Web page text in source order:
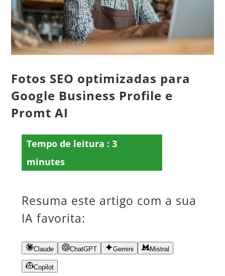
Fotos SEO optimizadas para
Google Business Profile e
Promt AI
Tempo de leitura : 3
minutes
Resuma este artigo com a sua
IA favorita:
Claude ChatGPT Gemini Mistral
Copilot